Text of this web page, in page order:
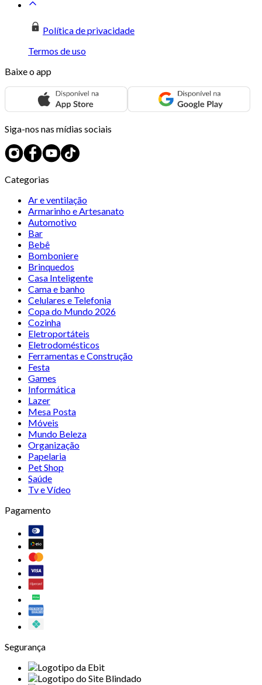
Política de privacidade
Termos de uso
Baixe o app
Siga-nos nas mídias sociais
Categorias
Ar e ventilação
Armarinho e Artesanato
Automotivo
Bar
Bebê
Bomboniere
Brinquedos
Casa Inteligente
Cama e banho
Celulares e Telefonia
Copa do Mundo 2026
Cozinha
Eletroportáteis
Eletrodomésticos
Ferramentas e Construção
Festa
Games
Informática
Lazer
Mesa Posta
Móveis
Mundo Beleza
Organização
Papelaria
Pet Shop
Saúde
Tv e Vídeo
Pagamento
Segurança